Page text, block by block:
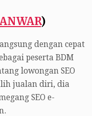
)
dengan cepat
peserta BDM
lowongan SEO
jualan diri, dia
SEO e-